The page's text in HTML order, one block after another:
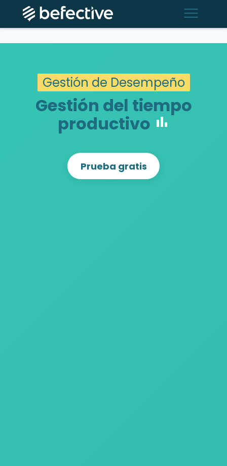
menu
Gestión de Desempeño
Gestión del tiempo
productivo bar_chart
Prueba gratis